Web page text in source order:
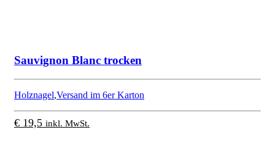
Sauvignon Blanc trocken
Holznagel,Versand im 6er Karton
€ 19,5 inkl. MwSt.